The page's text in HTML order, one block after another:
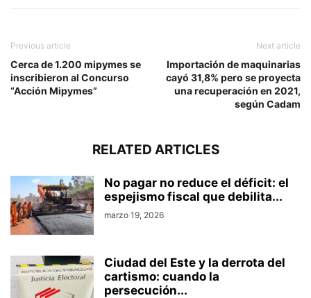
Previous article
Cerca de 1.200 mipymes se
inscribieron al Concurso
“Acción Mipymes”
Next article
Importación de maquinarias
cayó 31,8% pero se proyecta
una recuperación en 2021,
según Cadam
RELATED ARTICLES
No pagar no reduce el déficit: el
espejismo fiscal que debilita...
marzo 19, 2026
Ciudad del Este y la derrota del
cartismo: cuando la
persecución...